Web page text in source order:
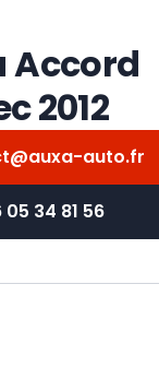
Accord
2012
auto.fr
05 34 81 56